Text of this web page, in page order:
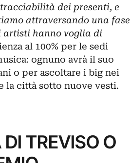
dei presenti, e
attraversando una fase
artisti hanno voglia di
al 100% per le sedi
ognuno avrà il suo
o per ascoltare i big nei
la città sotto nuove vesti.
TREVISO O